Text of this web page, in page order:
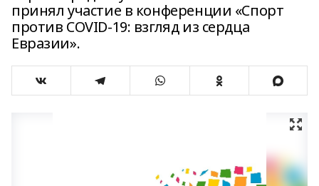
принял участие в конференции «Спорт
против COVID-19: взгляд из сердца
Евразии».